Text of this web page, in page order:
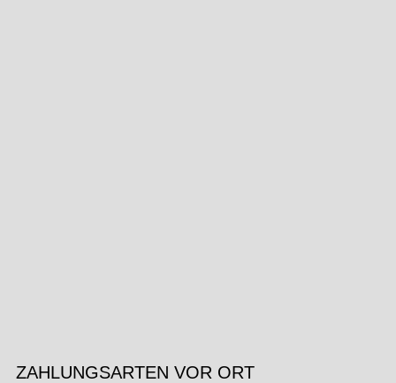
ZAHLUNGSARTEN VOR ORT